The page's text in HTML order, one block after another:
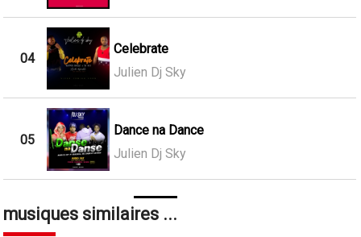
04
Celebrate
Julien Dj Sky
05
Dance na Dance
Julien Dj Sky
musiques similaires ...